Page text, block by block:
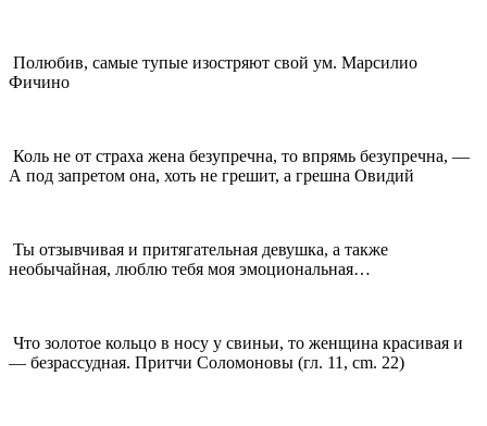
Полюбив, самые тупые изостряют свой ум. Марсилио
Фичино
Коль не от страха жена безупречна, то впрямь безупречна, —
А под запретом она, хоть не грешит, а грешна Овидий
Ты отзывчивая и притягательная девушка, а также
необычайная, люблю тебя моя эмоциональная…
Что золотое кольцо в носу у свиньи, то женщина красивая и
— безрассудная. Притчи Соломоновы (гл. 11, cm. 22)